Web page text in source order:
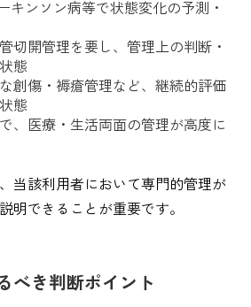
キンソン病等で状態変化の予測・
切開管理を要し、管理上の判断・
態
創傷・褥瘡管理など、継続的評価
態
、医療・生活両面の管理が高度に
当該利用者において専門的管理が
明できることが重要です。
べき判断ポイント